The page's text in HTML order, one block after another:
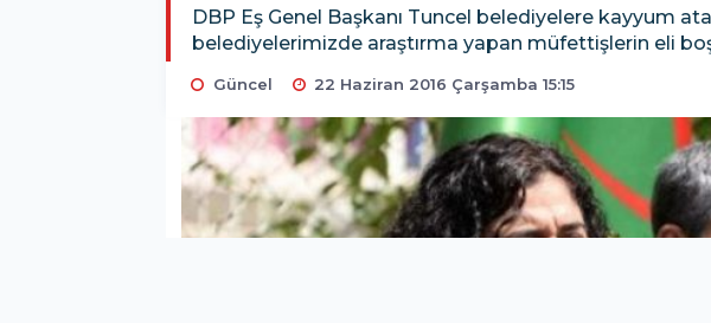
DBP Eş Genel Başkanı Tuncel belediyelere kayyum
belediyelerimizde araştırma yapan müfettişlerin eli
Güncel 22 Haziran 2016 Çarşamba 15:15